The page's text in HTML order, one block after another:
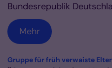
Bundesrepublik
Mehr
Gruppe für früh verwaiste